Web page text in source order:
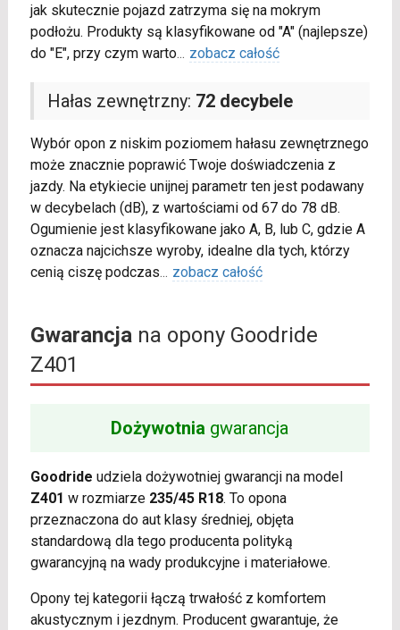
jak skutecznie pojazd zatrzyma się na mokrym
podłożu. Produkty są klasyfikowane od "A" (najlepsze)
do "E", przy czym warto... zobacz całość
Hałas zewnętrzny: 72 decybele
Wybór opon z niskim poziomem hałasu zewnętrznego
może znacznie poprawić Twoje doświadczenia z
jazdy. Na etykiecie unijnej parametr ten jest podawany
w decybelach (dB), z wartościami od 67 do 78 dB.
Ogumienie jest klasyfikowane jako A, B, lub C, gdzie A
oznacza najcichsze wyroby, idealne dla tych, którzy
cenią ciszę podczas... zobacz całość
Gwarancjana opony Goodride
Z401
Dożywotnia gwarancja
Goodride udziela dożywotniej gwarancji na model
Z401 w rozmiarze 235/45 R18. To opona
przeznaczona do aut klasy średniej, objęta
standardową dla tego producenta polityką
gwarancyjną na wady produkcyjne i materiałowe.
Opony tej kategorii łączą trwałość z komfortem
akustycznym i jezdnym. Producent gwarantuje, że